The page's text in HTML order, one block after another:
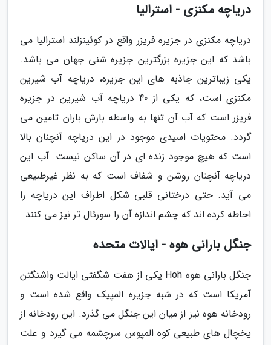
دریاچه مکنزی - استرالیا
دریاچه مکنزی در جزیره فریزر واقع در کوئینزلند استرالیا می
باشد که این جزیره بزرگترین جزیره شنی جهان می باشد.
یکی زیباترین جاذبه های این جزیره، دریاچه آب شیرین
مکنزی است، که یکی از 40 دریاچه آب شیرین در جزیره
فریزر است که آب آن تنها به واسطه بارش باران تامین می
گردد. محتویات اسیدی موجود در این دریاچه آنچنان بالا
است که هیچ موجود زنده ای در آن ساکن نیست. آب این
دریاچه آنچنان روشن و شفاف است که به نظر غیرطبیعی
می آید. حتی درختانی قلبی شکل اطراف این دریاچه را
احاطه کرده اند که چشم اندازه آن را سورئال تر نیز می کنند.
جنگل بارانی هوه - ایالات متحده
جنگل بارانی هوه Hoh یکی از هفت شگفتی ایالت واشنگتن
آمریکا است که در شبه جزیره المپیک واقع شده است و
رودخانه هوه نیز از میان این جنگل می گذرد. این رودخانه از
یخچال های طبیعی کوه المپوس سرچشمه می گیرد و علت